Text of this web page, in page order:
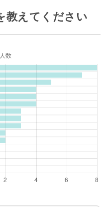
教えてください